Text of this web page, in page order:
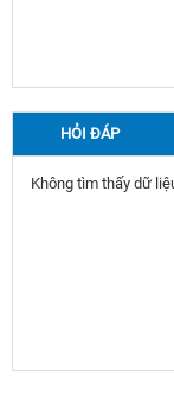
HỎI ĐÁP
Không tìm thấy dữ